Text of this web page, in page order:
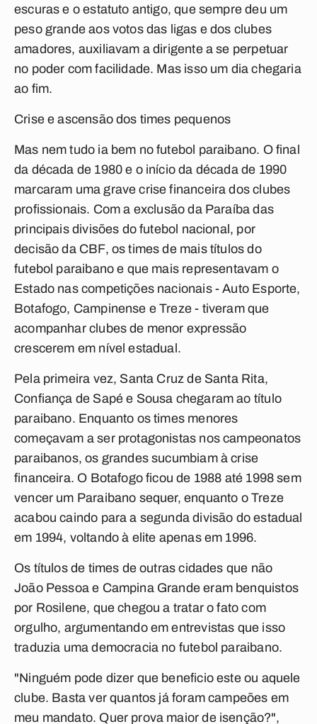
escuras e o estatuto antigo, que sempre deu um
peso grande aos votos das ligas e dos clubes
amadores, auxiliavam a dirigente a se perpetuar
no poder com facilidade. Mas isso um dia chegaria
ao fim.
Crise e ascensão dos times pequenos
Mas nem tudo ia bem no futebol paraibano. O final
da década de 1980 e o início da década de 1990
marcaram uma grave crise financeira dos clubes
profissionais. Com a exclusão da Paraíba das
principais divisões do futebol nacional, por
decisão da CBF, os times de mais títulos do
futebol paraibano e que mais representavam o
Estado nas competições nacionais - Auto Esporte,
Botafogo, Campinense e Treze - tiveram que
acompanhar clubes de menor expressão
crescerem em nível estadual.
Pela primeira vez, Santa Cruz de Santa Rita,
Confiança de Sapé e Sousa chegaram ao título
paraibano. Enquanto os times menores
começavam a ser protagonistas nos campeonatos
paraibanos, os grandes sucumbiam à crise
financeira. O Botafogo ficou de 1988 até 1998 sem
vencer um Paraibano sequer, enquanto o Treze
acabou caindo para a segunda divisão do estadual
em 1994, voltando à elite apenas em 1996.
Os títulos de times de outras cidades que não
João Pessoa e Campina Grande eram benquistos
por Rosilene, que chegou a tratar o fato com
orgulho, argumentando em entrevistas que isso
traduzia uma democracia no futebol paraibano.
"Ninguém pode dizer que beneficio este ou aquele
clube. Basta ver quantos já foram campeões em
meu mandato. Quer prova maior de isenção?",